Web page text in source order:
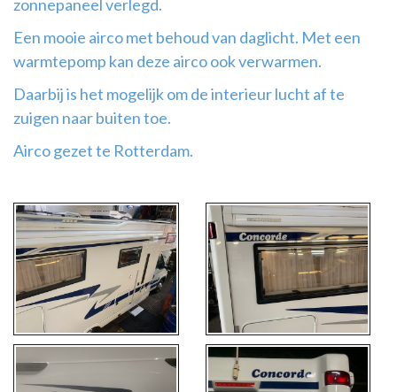
zonnepaneel verlegd.
Een mooie airco met behoud van daglicht. Met een
warmtepomp kan deze airco ook verwarmen.
Daarbij is het mogelijk om de interieur lucht af te
zuigen naar buiten toe.
Airco gezet te Rotterdam.